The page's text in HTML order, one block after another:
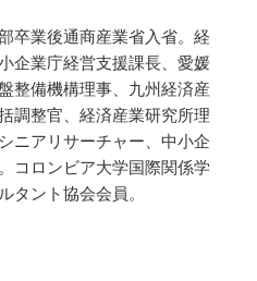
卒業後通商産業省入省。経
企業庁経営支援課長、愛媛
整備機構理事、九州経済産
調整官、経済産業研究所理
ニアリサーチャー、中小企
コロンビア大学国際関係学
タント協会会員。